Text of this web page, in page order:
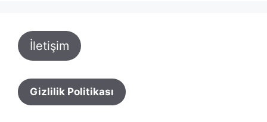
İletişim
Gizlilik Politikası